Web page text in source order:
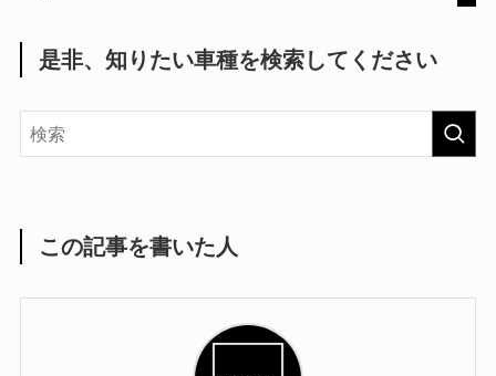
是非、知りたい車種を検索してください
この記事を書いた人